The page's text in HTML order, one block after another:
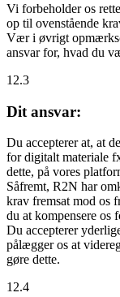
Vi forbeholder os
op til ovenstående
Vær i øvrigt
ansvar for, hvad du
12.3
Dit ansvar:
Du accepterer at, at
for digitalt materiale
dette, på vores
Såfremt, R2N har
krav fremsat mod os
du at kompensere os
Du accepterer
pålægger os at
gøre dette.
12.4